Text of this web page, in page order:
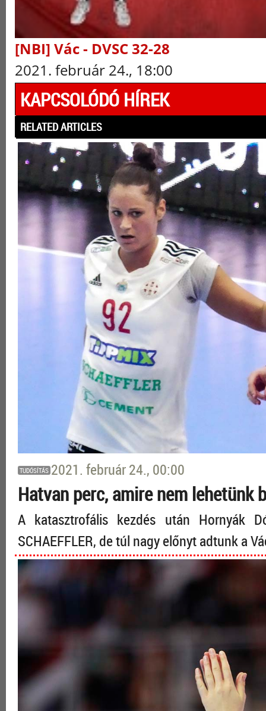
[NBI] Vác - DVSC 32-28
2021. február 24., 18:00
KAPCSOLÓDÓ HÍREK
RELATED ARTICLES
TUDÓSÍTÁS 2021. február 24., 00:00
Hatvan perc, amire nem lehetünk
A katasztrofális kezdés után Hornyák
SCHAEFFLER, de túl nagy előnyt adtunk a